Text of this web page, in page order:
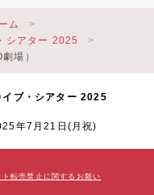
イブ・シアター 2025
年7月21日(月祝)
ム
シアター 2025
場）
ト転売禁止に関するお願い